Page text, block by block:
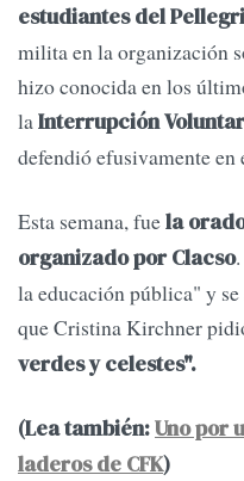
estudiantes del
milita en la organización
hizo conocida en los
laInterrupción
defendió efusivamente en
Esta semana, fuela
organizado por Clacso
la educación pública" y
que Cristina Kirchner
verdes y celestes".
(Lea también:Uno por
laderos de CFK)